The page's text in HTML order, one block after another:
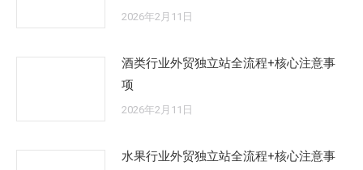
2026年2月11日
酒类行业外贸独立站全流程+核心注意事
项
2026年2月11日
水果行业外贸独立站全流程+核心注意事